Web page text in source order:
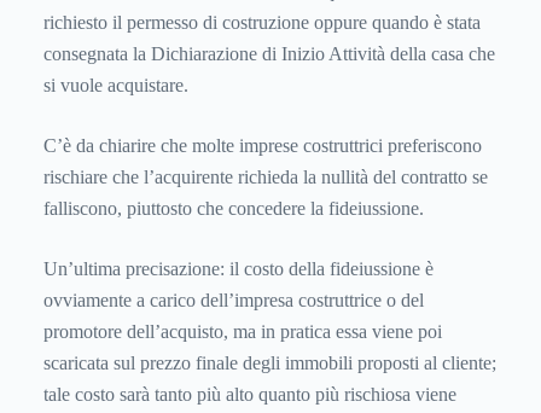
richiesto il permesso di costruzione oppure quando è stata
consegnata la Dichiarazione di Inizio Attività della casa che
si vuole acquistare.
C’è da chiarire che molte imprese costruttrici preferiscono
rischiare che l’acquirente richieda la nullità del contratto se
falliscono, piuttosto che concedere la fideiussione.
Un’ultima precisazione: il costo della fideiussione è
ovviamente a carico dell’impresa costruttrice o del
promotore dell’acquisto, ma in pratica essa viene poi
scaricata sul prezzo finale degli immobili proposti al cliente;
tale costo sarà tanto più alto quanto più rischiosa viene